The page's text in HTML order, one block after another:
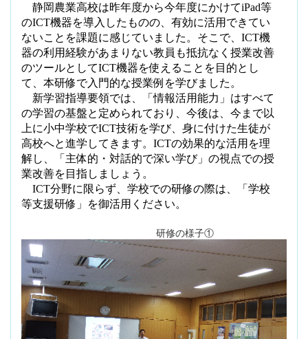
静岡農業高校は昨年度から今年度にかけてiPad等
のICT機器を導入したものの、有効に活用できてい
ないことを課題に感じていました。そこで、 ICT機
器の利用経験があまりない教員も抵抗なく授業改善
のツールとしてICT機器を使えることを目的とし
て、本研修で入門的な授業例を学びました。
新学習指導要領では、「情報活用能力」はすべて
の学習の基盤と定められており、今後は、今まで以
上に小中学校でICT技術を学び、身に付けた生徒が
高校へと進学してきます。 ICTの効果的な活用を理
解し、「主体的・対話的で深い学び」の視点での授
業改善を目指しましょう。
ICT分野に限らず、学校での研修の際は、「学校
等支援研修」を御活用ください。
研修の様子①